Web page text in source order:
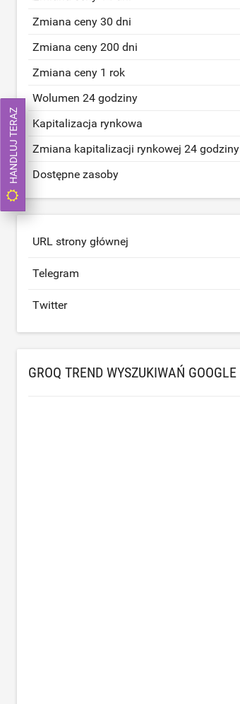
Zmiana ceny 30 dni
Zmiana ceny 200 dni
Zmiana ceny 1 rok
Wolumen 24 godziny
Kapitalizacja rynkowa
Zmiana kapitalizacji rynkowej 24 godziny
Dostępne zasoby
URL strony głównej
Telegram
Twitter
GROQ TREND WYSZUKIWAŃ GOOGLE
HANDLUJ TERAZ